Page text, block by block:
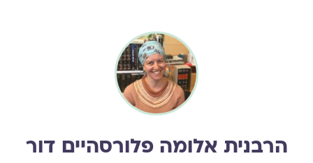
הרבנית אלומה פלורסהיים דור